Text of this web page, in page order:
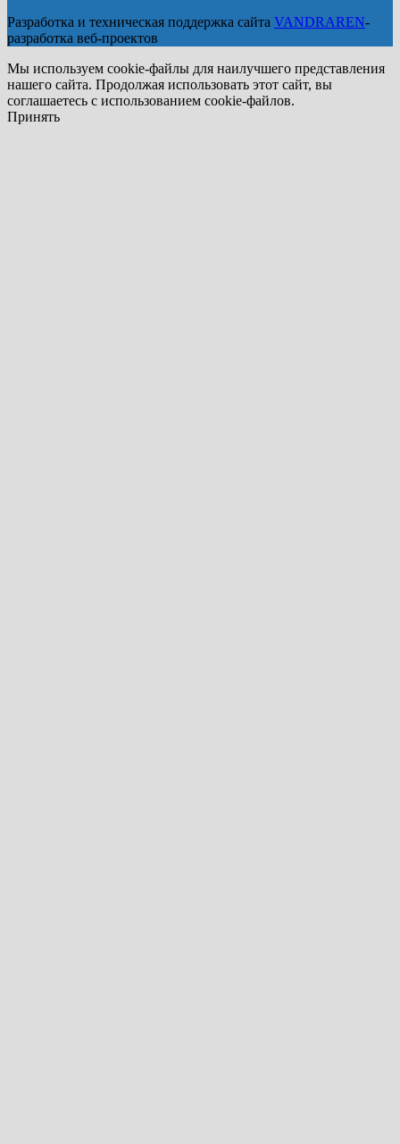
Разработка и техническая поддержка сайта VANDRAREN-
разработка веб-проектов
Мы используем cookie-файлы для наилучшего представления
нашего сайта. Продолжая использовать этот сайт, вы
соглашаетесь с использованием cookie-файлов.
Принять